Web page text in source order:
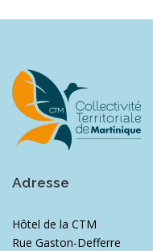
Adresse
Hôtel de la CTM
Rue Gaston-Defferre